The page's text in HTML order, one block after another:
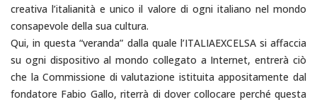
creativa l’italianità e unico il valore di ogni italiano nel mondo
consapevole della sua cultura.
Qui, in questa “veranda” dalla quale l’ITALIAEXCELSA si affaccia
su ogni dispositivo al mondo collegato a Internet, entrerà ciò
che la Commissione di valutazione istituita appositamente dal
fondatore Fabio Gallo, riterrà di dover collocare perché questa